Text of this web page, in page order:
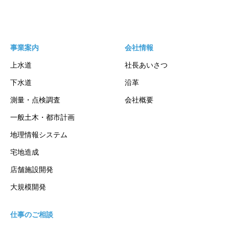
事業案内
上水道
下水道
測量・点検調査
一般土木・都市計画
地理情報システム
宅地造成
店舗施設開発
大規模開発
会社情報
社長あいさつ
沿革
会社概要
仕事のご相談